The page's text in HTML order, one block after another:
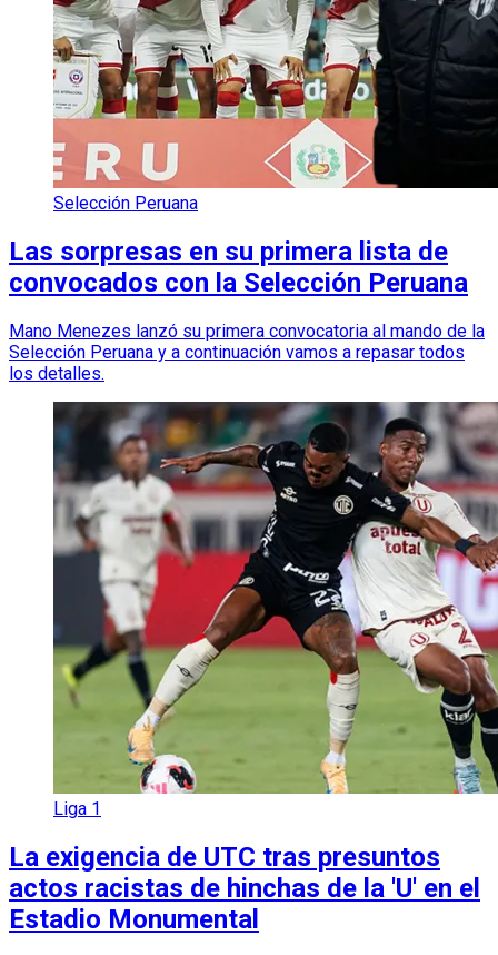
Selección Peruana
Las sorpresas en su primera lista de
convocados con la Selección Peruana
Mano Menezes lanzó su primera convocatoria al mando de la
Selección Peruana y a continuación vamos a repasar todos
los detalles.
Liga 1
La exigencia de UTC tras presuntos
actos racistas de hinchas de la 'U' en el
Estadio Monumental